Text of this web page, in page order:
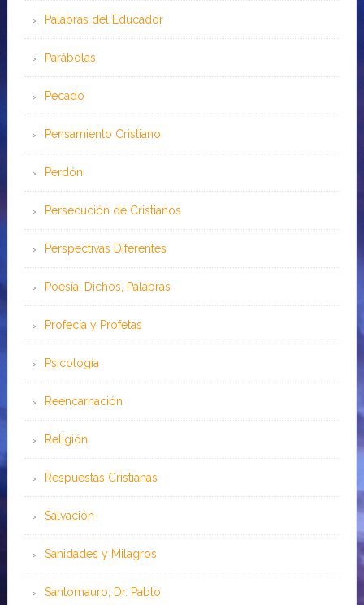
Palabras del Educador
Parábolas
Pecado
Pensamiento Cristiano
Perdón
Persecución de Cristianos
Perspectivas Diferentes
Poesía, Dichos, Palabras
Profecía y Profetas
Psicología
Reencarnación
Religión
Respuestas Cristianas
Salvación
Sanidades y Milagros
Santomauro, Dr. Pablo